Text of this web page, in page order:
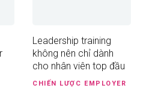
Leadership training
không nên chỉ dành
cho nhân viên top đầu
CHIẾN LƯỢC EMPLOYER